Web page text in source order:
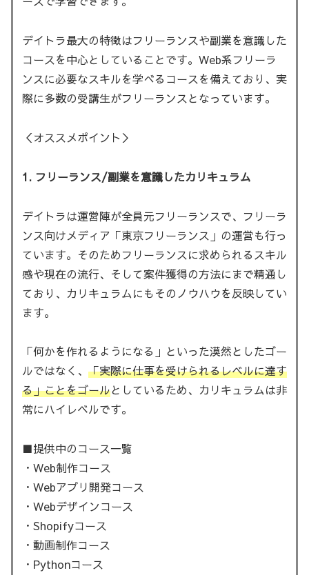
デイトラ最大の特徴はフリーランスや副業を意識した
コースを中心としていることです。Web系フリーラ
ンスに必要なスキルを学べるコースを備えており、実
際に多数の受講生がフリーランスとなっています。
＜オススメポイント＞
1. フリーランス/副業を意識したカリキュラム
デイトラは運営陣が全員元フリーランスで、フリーラ
ンス向けメディア「東京フリーランス」の運営も行っ
ています。そのためフリーランスに求められるスキル
感や現在の流行、そして案件獲得の方法にまで精通し
ており、カリキュラムにもそのノウハウを反映してい
ます。
「何かを作れるようになる」といった漠然としたゴー
ルではなく、 「実際に仕事を受けられるレベルに達す
る」ことをゴールとしているため、カリキュラムは非
常にハイレベルです。
■提供中のコース一覧
・Web制作コース
・Webアプリ開発コース
・Webデザインコース
・Shopifyコース
・動画制作コース
・Pythonコース